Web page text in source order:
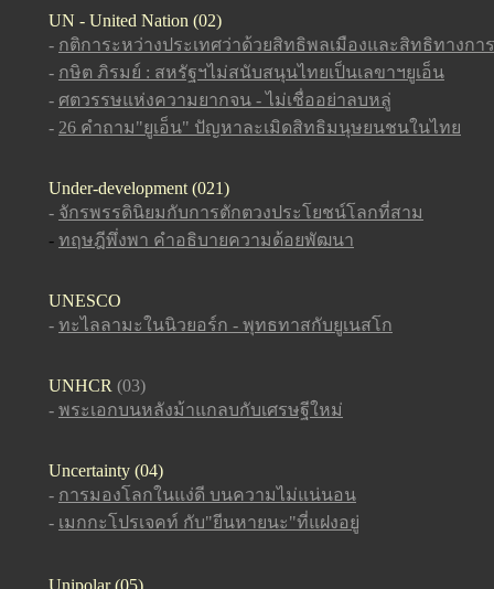
UN - United Nation (02)
- กติการะหว่างประเทศว่าด้วยสิทธิพลเมืองและสิทธิทางกา
- กษิต ภิรมย์ : สหรัฐฯไม่สนับสนุนไทยเป็นเลขาฯยูเอ็น
- ศตวรรษแห่งความยากจน - ไม่เชื่ออย่าลบหลู่
- 26 คำถาม"ยูเอ็น" ปัญหาละเมิดสิทธิมนุษยนชนในไทย
Under-development (021)
- จักรพรรดินิยมกับการตักตวงประโยชน์โลกที่สาม
- ทฤษฎีพึ่งพา คำอธิบายความด้อยพัฒนา
UNESCO
- ทะไลลามะในนิวยอร์ก - พุทธทาสกับยูเนสโก
UNHCR (03)
- พระเอกบนหลังม้าแกลบกับเศรษฐีใหม่
Uncertainty (04)
- การมองโลกในแง่ดี บนความไม่แน่นอน
- เมกกะโปรเจคท์ กับ"ยีนหายนะ"ที่แฝงอยู่
Unipolar (05)